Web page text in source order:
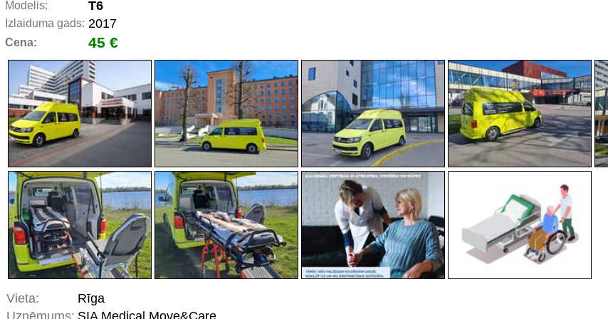
Modelis: T6
Izlaiduma gads: 2017
Cena: 45 €
Vieta:
Rīga
Uzņēmums: SIA Medical Move&Care